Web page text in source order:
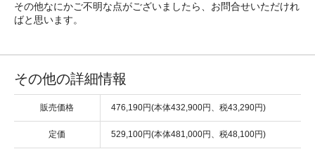
その他なにかご不明な点がございましたら、お問合せいただけれ
ばと思います。
その他の詳細情報
販売価格 476,190円(本体432,900円、税43,290円)
定価 529,100円(本体481,000円、税48,100円)